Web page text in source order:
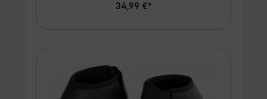
Atmungsaktivität • verstellbarer
34,99 €*